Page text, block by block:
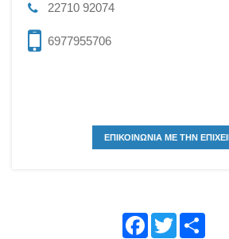
22710 92074
6977955706
ΕΠΙΚΟΙΝΩΝΙΑ ΜΕ ΤΗΝ
Face Twitte